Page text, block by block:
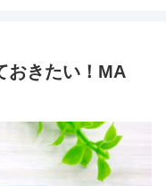
おきたい！MA